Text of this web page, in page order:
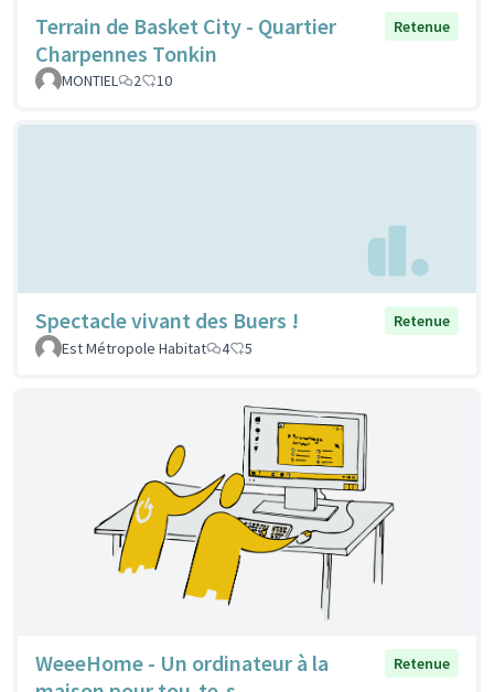
Terrain de Basket City - Quartier
Charpennes Tonkin
Retenue
MONTIEL 2 10
Spectacle vivant des Buers !
Retenue
Est Métropole Habitat
4 5
WeeeHome - Un ordinateur à la
Retenue